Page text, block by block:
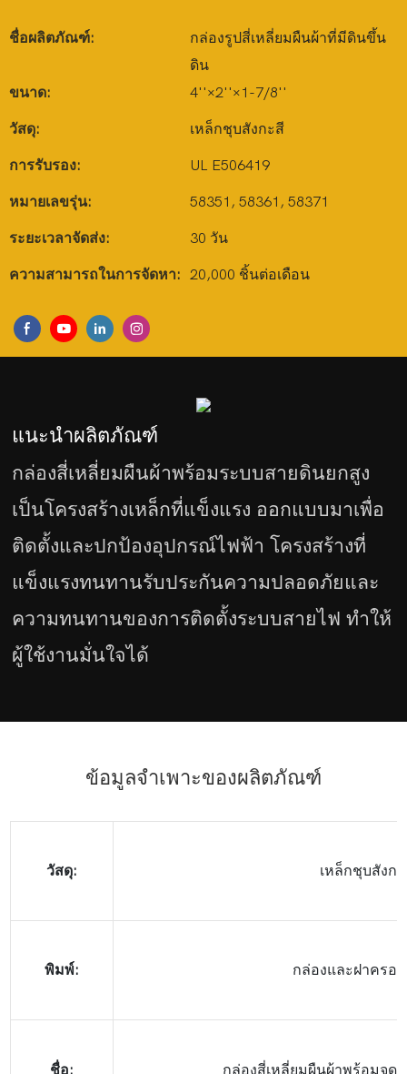
ชื่อผลิตภัณฑ์:
กล่องรูปสี่เหลี่ยมผืนผ้าที่มีดินขึ้น
ดิน
ขนาด:
4''×2''×1-7/8''
วัสดุ: เหล็กชุบสังกะสี
การรับรอง: UL E506419
หมายเลขรุ่น: 58351, 58361, 58371
ระยะเวลาจัดส่ง: 30 วัน
ความสามารถในการจัดหา: 20,000 ชิ้นต่อเดือน
แนะนำผลิตภัณฑ์
กล่องสี่เหลี่ยมผืนผ้าพร้อมระบบสายดินยกสูง
เป็นโครงสร้างเหล็กที่แข็งแรง ออกแบบมาเพื่อ
ติดตั้งและปกป้องอุปกรณ์ไฟฟ้า โครงสร้างที่
แข็งแรงทนทานรับประกันความปลอดภัยและ
ความทนทานของการติดตั้งระบบสายไฟ ทำให้
ผู้ใช้งานมั่นใจได้
ข้อมูลจำเพาะของผลิตภัณฑ์
วัสดุ: เหล็กชุบสังก
พิมพ์: กล่องและฝาครอ
ชื่อ: กล่องสี่เหลี่ยมผืนผ้าพร้อมจุด